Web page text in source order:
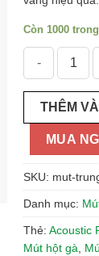
Còn 1000
THÊM
MUA
SKU: mut-
Danh mục:
Thẻ:Acoustic
Mút hột gà